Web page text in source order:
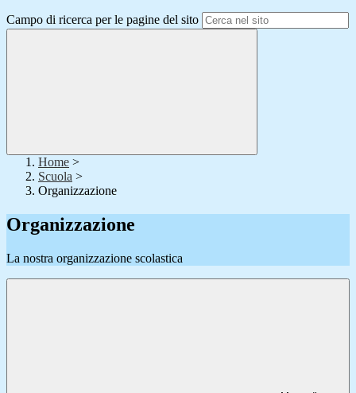
Campo di ricerca per le pagine del sito
Home >
Scuola >
Organizzazione
Organizzazione
La nostra organizzazione scolastica